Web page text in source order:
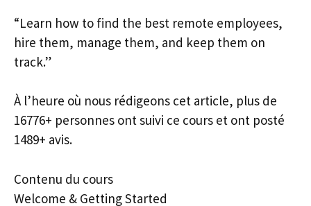
“Learn how to find the best remote employees,
hire them, manage them, and keep them on
track.”
À l’heure où nous rédigeons cet article, plus de
16776+ personnes ont suivi ce cours et ont posté
1489+ avis.
Contenu du cours
Welcome & Getting Started